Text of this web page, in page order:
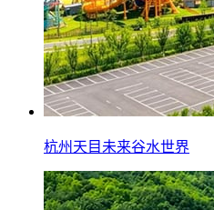
杭州天目未来谷水世界